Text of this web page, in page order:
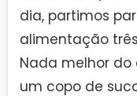
dia, partimos
alimentação
Nada melhor
um copo de